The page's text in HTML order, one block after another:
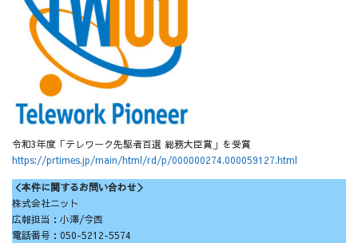
令和3年度「テレワーク先駆者百選 総務大臣賞」を受賞
https://prtimes.jp/main/html/rd/p/000000274.000059127.html
＜本件に関するお問い合わせ＞
株式会社ニット
広報担当：小澤/今西
電話番号：050-5212-5574